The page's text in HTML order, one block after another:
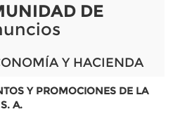
DE
Y HACIENDA
Y PROMOCIONES DE LA
A.